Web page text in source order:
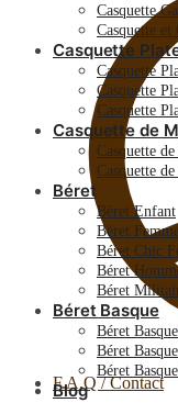
F.A.Q / Contact
Casquette
Casquette
Casquette
Casquette
Casquette
Casquette
Casquette de
Casquette
Casquette
Béret
Béret Enfant
Béret
Béret Chic
Béret
Béret
Béret Basque
Béret
Béret
Béret
Blog